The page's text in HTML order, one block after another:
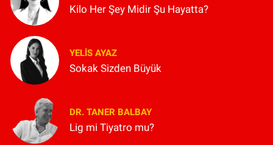
Kilo Her Şey Midir Şu Hayatta?
YELIS AYAZ
Sokak Sizden Büyük
DR. TANER BALBAY
Lig mi Tiyatro mu?